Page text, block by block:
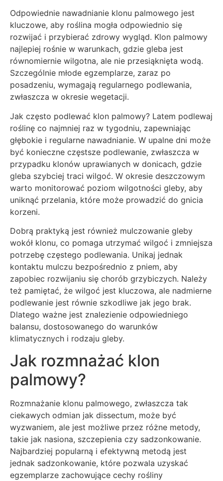
Odpowiednie nawadnianie klonu palmowego jest
kluczowe, aby roślina mogła odpowiednio się
rozwijać i przybierać zdrowy wygląd. Klon palmowy
najlepiej rośnie w warunkach, gdzie gleba jest
równomiernie wilgotna, ale nie przesiąknięta wodą.
Szczególnie młode egzemplarze, zaraz po
posadzeniu, wymagają regularnego podlewania,
zwłaszcza w okresie wegetacji.
Jak często podlewać klon palmowy? Latem podlewaj
roślinę co najmniej raz w tygodniu, zapewniając
głębokie i regularne nawadnianie. W upalne dni może
być konieczne częstsze podlewanie, zwłaszcza w
przypadku klonów uprawianych w donicach, gdzie
gleba szybciej traci wilgoć. W okresie deszczowym
warto monitorować poziom wilgotności gleby, aby
uniknąć przelania, które może prowadzić do gnicia
korzeni.
Dobrą praktyką jest również mulczowanie gleby
wokół klonu, co pomaga utrzymać wilgoć i zmniejsza
potrzebę częstego podlewania. Unikaj jednak
kontaktu mulczu bezpośrednio z pniem, aby
zapobiec rozwijaniu się chorób grzybiczych. Należy
też pamiętać, że wilgoć jest kluczowa, ale nadmierne
podlewanie jest równie szkodliwe jak jego brak.
Dlatego ważne jest znalezienie odpowiedniego
balansu, dostosowanego do warunków
klimatycznych i rodzaju gleby.
Jak rozmnażać klon
palmowy?
Rozmnażanie klonu palmowego, zwłaszcza tak
ciekawych odmian jak dissectum, może być
wyzwaniem, ale jest możliwe przez różne metody,
takie jak nasiona, szczepienia czy sadzonkowanie.
Najbardziej popularną i efektywną metodą jest
jednak sadzonkowanie, które pozwala uzyskać
egzemplarze zachowujące cechy rośliny